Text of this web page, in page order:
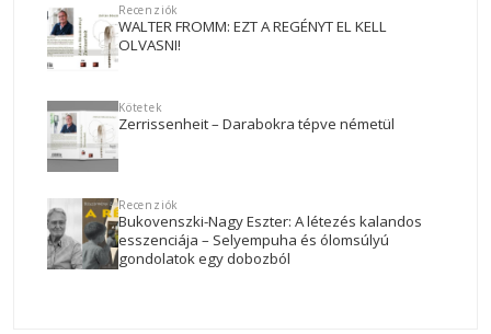
Recenziók
WALTER FROMM: EZT A REGÉNYT EL KELL
OLVASNI!
Kötetek
Zerrissenheit – Darabokra tépve németül
Recenziók
Bukovenszki-Nagy Eszter: A létezés kalandos
esszenciája – Selyempuha és ólomsúlyú
gondolatok egy dobozból